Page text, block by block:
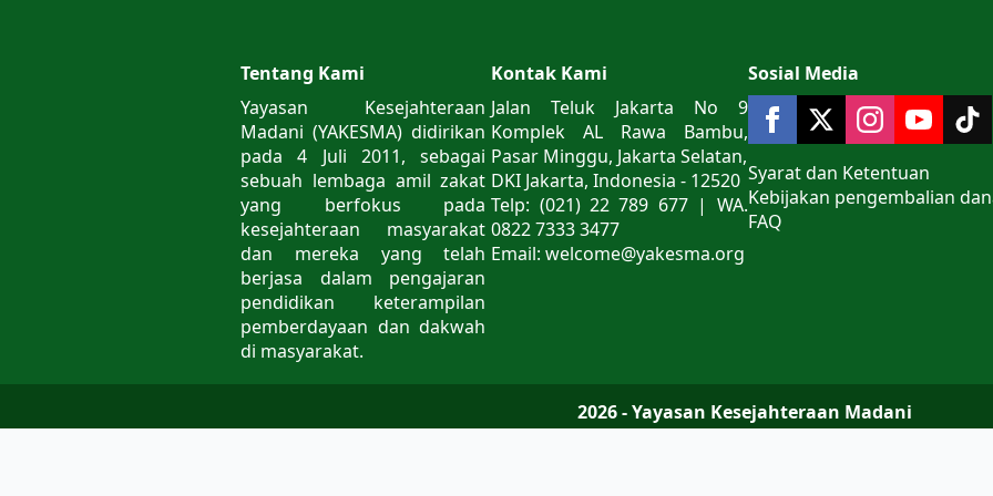
Tentang Kami
Yayasan Kesejahteraan
Madani (YAKESMA) didirikan
pada 4 Juli 2011, sebagai
sebuah lembaga amil zakat
yang berfokus pada
kesejahteraan masyarakat
dan mereka yang telah
berjasa dalam pengajaran
pendidikan keterampilan
pemberdayaan dan dakwah
di masyarakat.
Kontak Kami
Jalan Teluk Jakarta No 9
Komplek AL Rawa Bambu,
Pasar Minggu, Jakarta Selatan,
DKI Jakarta, Indonesia - 12520
Telp: (021) 22 789 677 | WA.
0822 7333 3477
Email: welcome@yakesma.org
Sosial Media
Syarat dan Ketentuan
Kebijakan pengembalian
FAQ
2026 - Yayasan Kesejahteraan Madani